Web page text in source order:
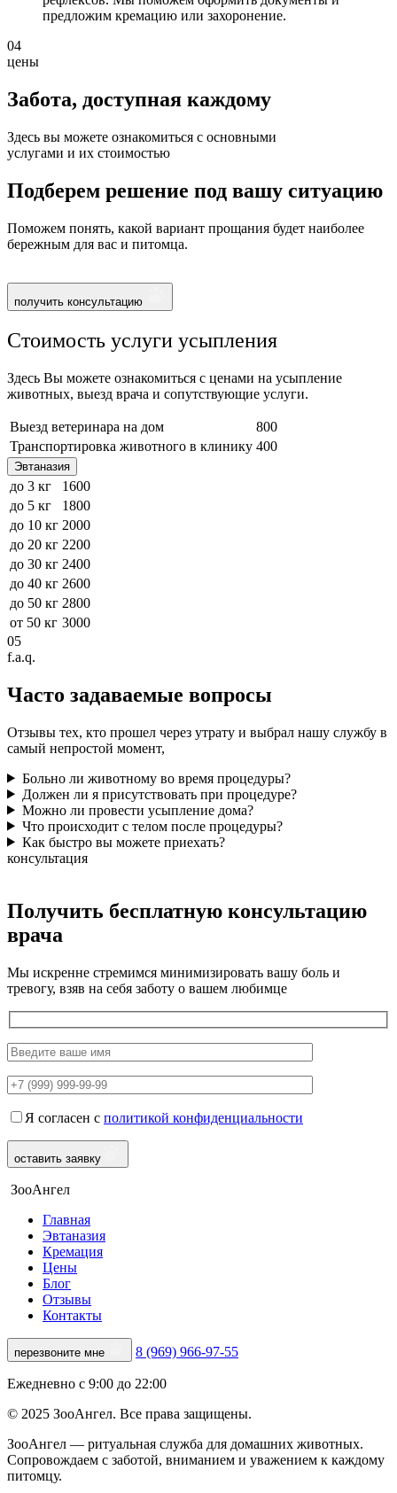
предложим кремацию или захоронение.
04
цены
Забота, доступная каждому
Здесь вы можете ознакомиться с основными
услугами и их стоимостью
Подберем решение под вашу ситуацию
Поможем понять, какой вариант прощания будет наиболее
бережным для вас и питомца.
получить консультацию
Стоимость услуги усыпления
Здесь Вы можете ознакомиться с ценами на усыпление
животных, выезд врача и сопутствующие услуги.
Выезд ветеринара на дом
800
Транспортировка животного в клинику 400
Эвтаназия
до 3 кг
1600
до 5 кг
1800
до 10 кг 2000
до 20 кг 2200
до 30 кг 2400
до 40 кг 2600
до 50 кг 2800
от 50 кг 3000
05
f.a.q.
Часто задаваемые вопросы
Отзывы тех, кто прошел через утрату и выбрал нашу службу в
самый непростой момент,
Больно ли животному во время процедуры?
Должен ли я присутствовать при процедуре?
Можно ли провести усыпление дома?
Что происходит с телом после процедуры?
Как быстро вы можете приехать?
консультация
Получить бесплатную консультацию
врача
Мы искренне стремимся минимизировать вашу боль и
тревогу, взяв на себя заботу о вашем любимце
Я согласен с политикой конфиденциальности
оставить заявку
ЗооАнгел
Главная
Эвтаназия
Кремация
Цены
Блог
Отзывы
Контакты
перезвоните мне 8 (969) 966-97-55
Ежедневно с 9:00 до 22:00
© 2025 ЗооАнгел. Все права защищены.
ЗооАнгел — ритуальная служба для домашних животных.
Сопровождаем с заботой, вниманием и уважением к каждому
питомцу.